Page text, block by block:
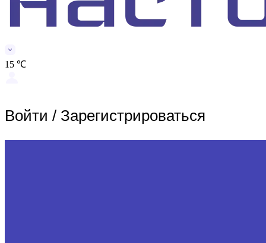
15 ℃
Войти / Зарегистрироваться